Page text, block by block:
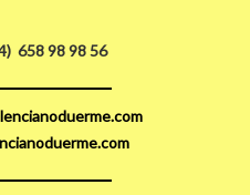
658 98 98 56